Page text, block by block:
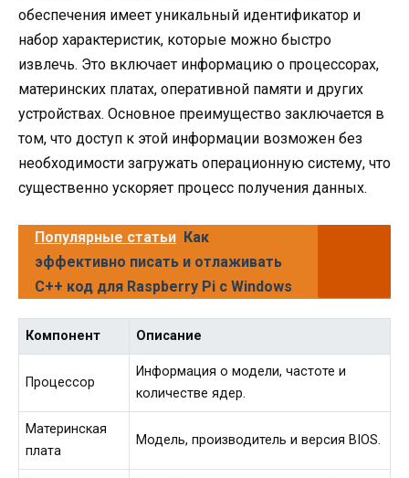
обеспечения имеет уникальный идентификатор и
набор характеристик, которые можно быстро
извлечь. Это включает информацию о процессорах,
материнских платах, оперативной памяти и других
устройствах. Основное преимущество заключается в
том, что доступ к этой информации возможен без
необходимости загружать операционную систему, что
существенно ускоряет процесс получения данных.
Популярные статьи Как
эффективно писать и отлаживать
C++ код для Raspberry Pi с Windows
Компонент Описание
Процессор
Информация о модели, частоте и
количестве ядер.
Материнская
плата
Модель, производитель и версия BIOS.